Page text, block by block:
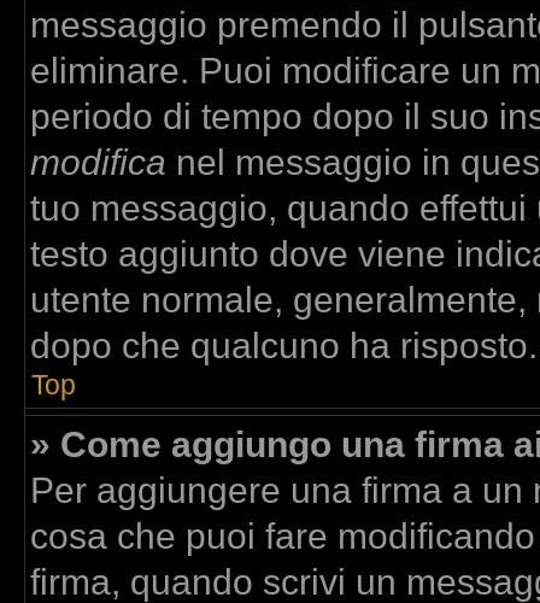
messaggio premendo il
eliminare. Puoi modificare un
periodo di tempo dopo il suo
modifica nel messaggio in
tuo messaggio, quando
testo aggiunto dove viene
utente normale,
dopo che qualcuno ha risposto.
Top
» Come aggiungo una firma
Per aggiungere una firma a
cosa che puoi fare
firma, quando scrivi un